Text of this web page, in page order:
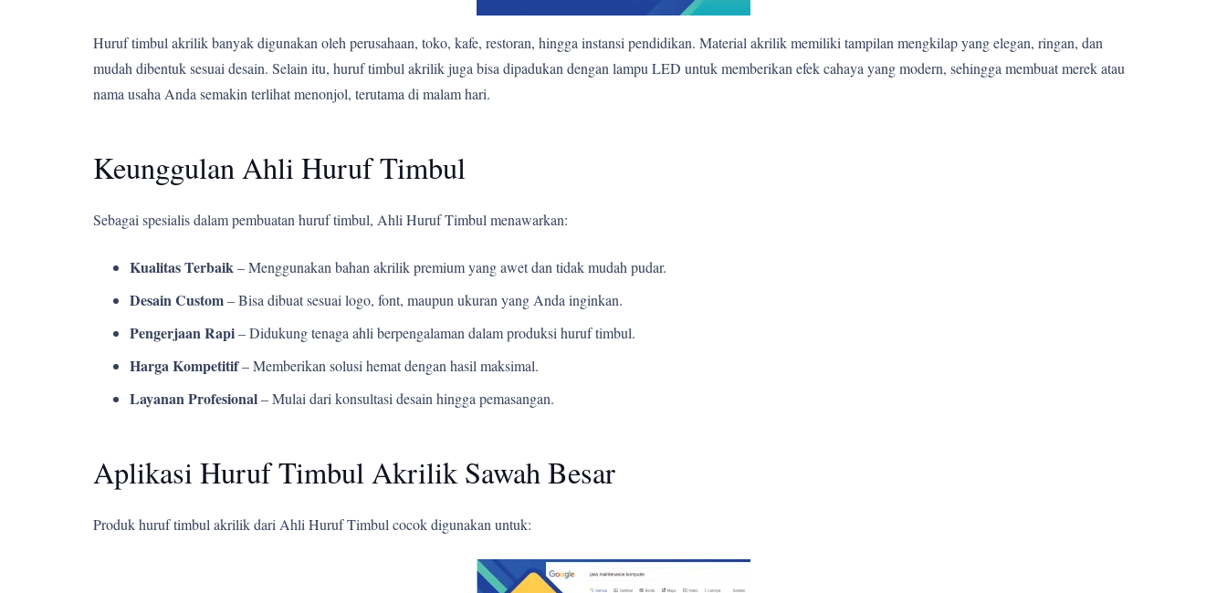
Huruf timbul akrilik banyak digunakan oleh perusahaan, toko, kafe, restoran, hingga instansi pendidikan. Material akrilik memiliki tampilan mengkilap yang elegan, ringan, dan
mudah dibentuk sesuai desain. Selain itu, huruf timbul akrilik juga bisa dipadukan dengan lampu LED untuk memberikan efek cahaya yang modern, sehingga membuat merek atau
nama usaha Anda semakin terlihat menonjol, terutama di malam hari.
Keunggulan Ahli Huruf Timbul
Sebagai spesialis dalam pembuatan huruf timbul, Ahli Huruf Timbul menawarkan:
Kualitas Terbaik– Menggunakan bahan akrilik premium yang awet dan tidak mudah pudar.
Desain Custom– Bisa dibuat sesuai logo, font, maupun ukuran yang Anda inginkan.
Pengerjaan Rapi– Didukung tenaga ahli berpengalaman dalam produksi huruf timbul.
Harga Kompetitif– Memberikan solusi hemat dengan hasil maksimal.
Layanan Profesional– Mulai dari konsultasi desain hingga pemasangan.
Aplikasi Huruf Timbul Akrilik Sawah Besar
Produk huruf timbul akrilik dari Ahli Huruf Timbul cocok digunakan untuk: